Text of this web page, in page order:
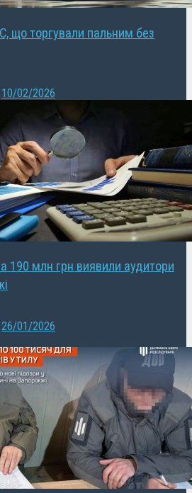
що торгували пальним без
10/02/2026
190 млн грн виявили аудитори
26/01/2026